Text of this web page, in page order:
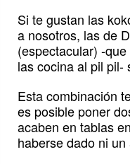
Si te gustan las
a nosotros, las de
(espectacular) -
las cocina al pil pil-
Esta combinación
es posible poner
acaben en tablas
haberse dado ni